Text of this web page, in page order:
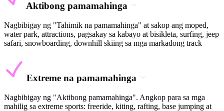
Aktibong pamamahinga
Nagbibigay ng "Tahimik na pamamahinga" at sakop ang moped,
water park, attractions, pagsakay sa kabayo at bisikleta, surfing, jeep
safari, snowboarding, downhill skiing sa mga markadong track
Extreme na pamamahinga
Nagbibigay ng "Aktibong pamamahinga". Angkop para sa mga
mahilig sa extreme sports: freeride, kiting, rafting, base jumping at